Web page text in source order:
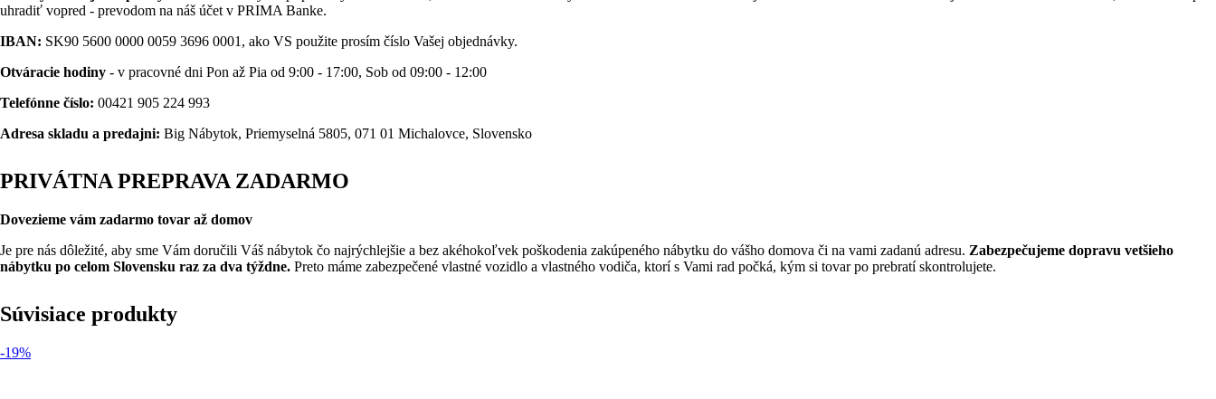
uhradiť vopred - prevodom na náš účet v PRIMA Banke.
IBAN: SK90 5600 0000 0059 3696 0001, ako VS použite prosím číslo Vašej objednávky.
Otváracie hodiny - v pracovné dni Pon až Pia od 9:00 - 17:00, Sob od 09:00 - 12:00
Telefónne číslo: 00421 905 224 993
Adresa skladu a predajni: Big Nábytok, Priemyselná 5805, 071 01 Michalovce, Slovensko
PRIVÁTNA PREPRAVA ZADARMO
Dovezieme vám zadarmo tovar až domov
Je pre nás dôležité, aby sme Vám doručili Váš nábytok čo najrýchlejšie a bez akéhokoľvek poškodenia zakúpeného nábytku do vášho domova či na vami zadanú adresu. Zabezpečujeme dopravu vetšieho
nábytku po celom Slovensku raz za dva týždne. Preto máme zabezpečené vlastné vozidlo a vlastného vodiča, ktorí s Vami rad počká, kým si tovar po prebratí skontrolujete.
Súvisiace produkty
-19%